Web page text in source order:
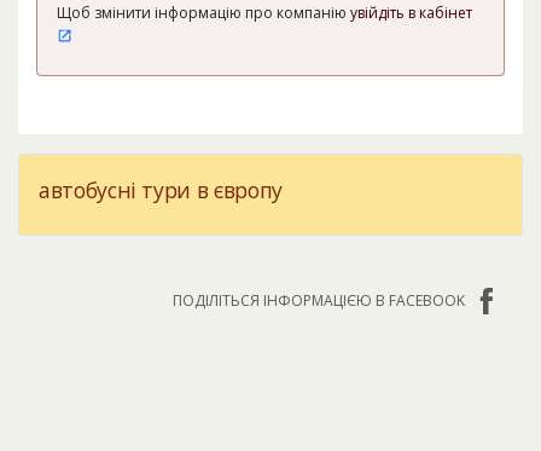
Щоб змінити інформацію про компанію увійдіть в кабінет
автобусні тури в європу
ПОДІЛІТЬСЯ ІНФОРМАЦІЄЮ В FACEBOOK